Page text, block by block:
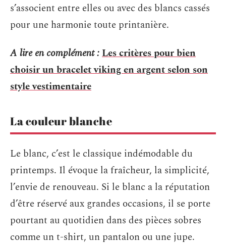
s’associent entre elles ou avec des blancs cassés
pour une harmonie toute printanière.
A lire en complément :Les critères pour bien
choisir un bracelet viking en argent selon son
style vestimentaire
La couleur blanche
Le blanc, c’est le classique indémodable du
printemps. Il évoque la fraîcheur, la simplicité,
l’envie de renouveau. Si le blanc a la réputation
d’être réservé aux grandes occasions, il se porte
pourtant au quotidien dans des pièces sobres
comme un t-shirt, un pantalon ou une jupe.